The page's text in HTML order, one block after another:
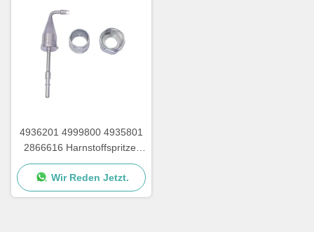
4936201 4999800 4935801
2866616 Harnstoffspritzer
mit Schraubenmutter für
Cummins-Harnstoffpumpen
Wir Reden Jetzt.